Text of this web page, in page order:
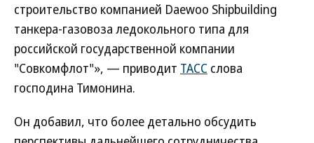
строительство компанией Daewoo Shipbuilding
танкера-газовоза ледокольного типа для
российской государственной компании
"Совкомфлот"», — приводит ТАСС слова
господина Тимонина.
Он добавил, что более детально обсудить